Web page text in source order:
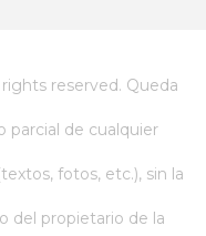
reserved. Queda
parcial de cualquier
fotos, etc.), sin la
del propietario de la